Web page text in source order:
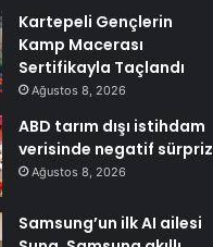
Kartepeli Gençlerin
Kamp Macerası
Sertifikayla Taçlandı
Ağustos 8, 2026
ABD tarım dışı istihdam
verisinde negatif sürpriz
Ağustos 8, 2026
Samsung’un ilk AI ailesi